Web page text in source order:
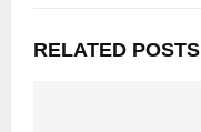
RELATED POSTS